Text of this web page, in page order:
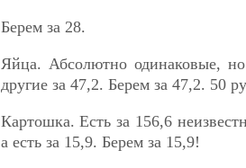
Берем за 28.
Яйца. Абсолютно одинаковые,
другие за 47,2. Берем за 47,2. 50
Картошка. Есть за 156,6
а есть за 15,9. Берем за 15,9!